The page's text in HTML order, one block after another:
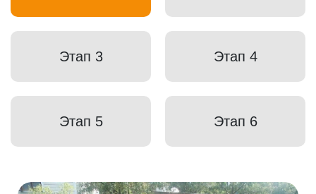
Этап 3 Этап 4
Этап 5 Этап 6